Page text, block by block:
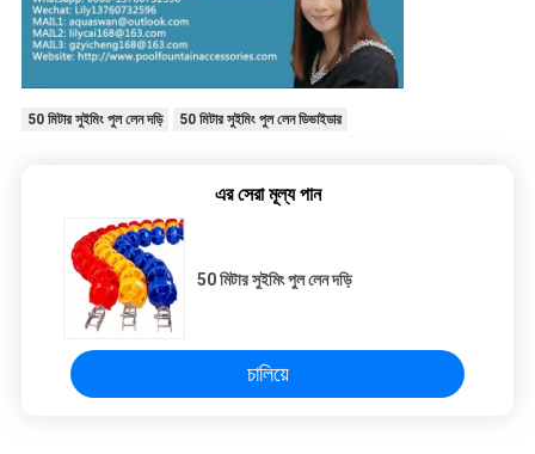
50 মিটার সুইমিং পুল লেন দড়ি 50 মিটার সুইমিং পুল লেন ডিভাইডার
এর সেরা মূল্য পান
50 মিটার সুইমিং পুল লেন দড়ি
চালিয়ে